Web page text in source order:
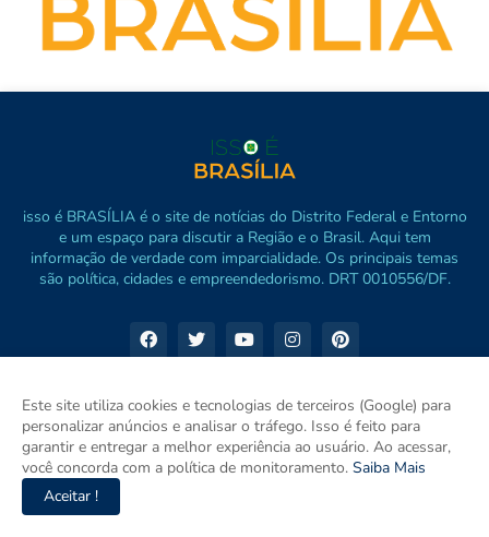
isso é BRASÍLIA é o site de notícias do Distrito Federal e Entorno
e um espaço para discutir a Região e o Brasil. Aqui tem
informação de verdade com imparcialidade. Os principais temas
são política, cidades e empreendedorismo. DRT 0010556/DF.
Este site utiliza cookies e tecnologias de terceiros (Google) para
personalizar anúncios e analisar o tráfego. Isso é feito para
garantir e entregar a melhor experiência ao usuário. Ao acessar,
você concorda com a política de monitoramento. Saiba Mais
Aceitar !